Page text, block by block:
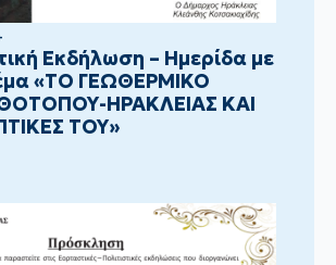
Εκδήλωση – Ημερίδα με
«ΤΟ ΓΕΩΘΕΡΜΙΚΟ
ΗΡΑΚΛΕΙΑΣ ΚΑΙ
ΤΟΥ»